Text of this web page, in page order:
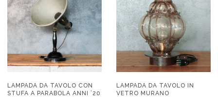
LAMPADA DA TAVOLO CON
STUFA A PARABOLA ANNI ’20
LAMPADA DA TAVOLO IN
VETRO MURANO